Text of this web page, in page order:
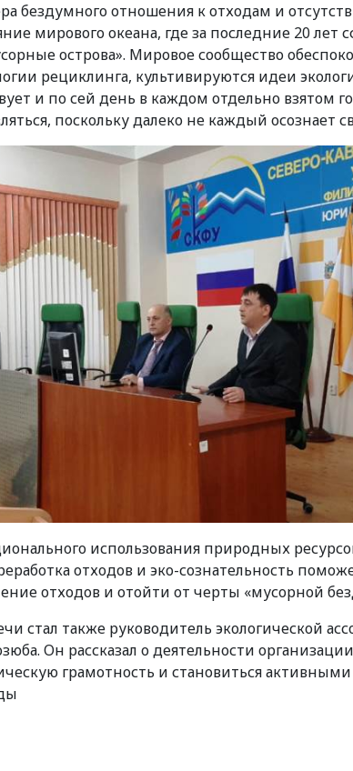
бездумного отношения к отходам и
мирового океана, где за последние 20 лет
острова». Мировое сообщество
рециклинга, культивируются идеи
и по сей день в каждом отдельно взятом
поскольку далеко не каждый осознает
использования природных
отходов и эко-сознательность
отходов и отойти от черты «мусорной
стал также руководитель экологической
Он рассказал о деятельности
грамотность и становиться